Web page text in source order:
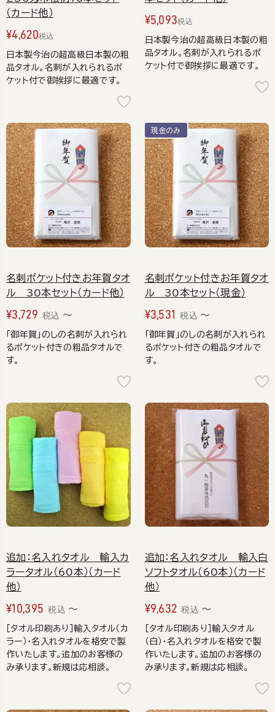
（カード他）
¥4,620税込
日本製今治の超高級日本製の粗
品タオル。名刺が入れられるポ
ケット付で御挨拶に最適です。
¥5,093税込
日本製今治の超高級日本製の粗
品タオル。名刺が入れられるポ
ケット付で御挨拶に最適です。
名刺ポケット付きお年賀タオ
ル 30本セット（カード他）
¥3,729 税込 〜
「御年賀」のしの名刺が入れられ
るポケット付きの粗品タオルで
す。
名刺ポケット付きお年賀タオ
ル 30本セット（現金）
現金のみ
¥3,531 税込 〜
「御年賀」のしの名刺が入れられ
るポケット付きの粗品タオルで
す。
追加：名入れタオル 輸入カ
ラータオル（60本）（カード
他）
¥10,395 税込 〜
［タオル印刷あり］輸入タオル（カ
ラー）・名入れタオルを格安で製
作いたします。追加のお客様の
み承ります。新規は応相談。
追加：名入れタオル 輸入白
ソフトタオル（60本）（カード
他）
¥9,632 税込 〜
［タオル印刷あり］輸入タオル
（白）・名入れタオルを格安で製
作いたします。追加のお客様の
み承ります。新規は応相談。